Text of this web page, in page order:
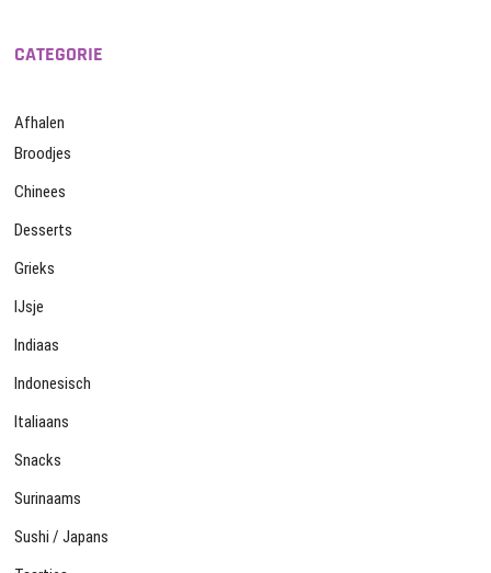
CATEGORIE
Afhalen
Broodjes
Chinees
Desserts
Grieks
IJsje
Indiaas
Indonesisch
Italiaans
Snacks
Surinaams
Sushi / Japans